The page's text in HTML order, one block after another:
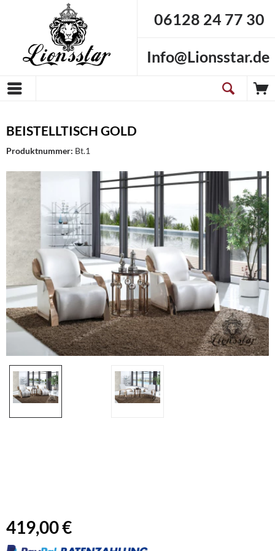
06128 24 77 30
Info@Lionsstar.de
BEISTELLTISCH GOLD
Produktnummer: Bt.1
419,00 €